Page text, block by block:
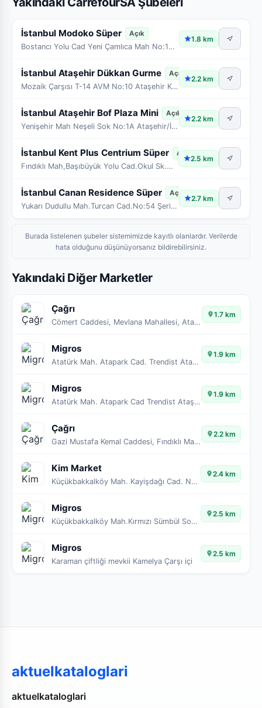
İstanbul Modoko Süper Açık
Bostancı Yolu Cad Yeni Çamlıca Mah No:13 Ümraniye
1.8 km
İstanbul Ataşehir Dükkan Gurme Açık
Mozaik Çarşısı T-14 AVM No:10 Ataşehir K.Bakkalköy
2.2 km
İstanbul Ataşehir Bof Plaza Mini Açık
Yenişehir Mah Neşeli Sok No:1A Ataşehir/İstanbul
2.2 km
İstanbul Kent Plus Centrium Süper Açık
Fındıklı Mah,Başıbüyük Yolu Cad.Okul Sk.Maltepe/İs
2.5 km
İstanbul Canan Residence Süper Açık
Yukarı Dudullu Mah.Turcan Cad.No:54 Şerifali-Ümran
2.7 km
Burada listelenen şubeler sistemimizde kayıtlı olanlardır. Verilerde
hata olduğunu düşünüyorsanız bildirebilirsiniz.
Yakındaki Diğer Marketler
Çağrı
Cömert Caddesi, Mevlana Mahallesi, Ataşehir, İstanbul, Marmara Bölgesi, 34779, Türkiye
1.7 km
Migros
Atatürk Mah. Atapark Cad. Trendist Ataşehir No:3LC
1.9 km
Migros
Atatürk Mah. Atapark Cad Trendist Ataşehir No:3LC
1.9 km
Çağrı
Gazi Mustafa Kemal Caddesi, Fındıklı Mahallesi, Maltepe, İstanbul, Marmara Bölgesi, 34854, Türkiye
2.2 km
Kim Market
Küçükbakkalköy Mah. Kayişdağı Cad. No: 143 A
2.4 km
Migros
Küçükbakkalköy Mah.Kırmızı Sümbül Sok.No:3
2.5 km
Migros
Karaman çiftliği mevkii Kamelya Çarşı içi
2.5 km
aktuelkataloglari
aktuelkataloglari